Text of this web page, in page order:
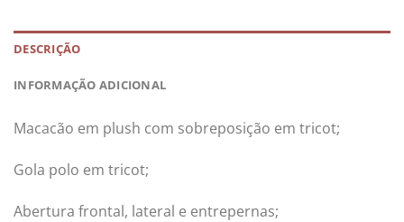
DESCRIÇÃO
INFORMAÇÃO ADICIONAL
Macacão em plush com sobreposição em tricot;
Gola polo em tricot;
Abertura frontal, lateral e entrepernas;